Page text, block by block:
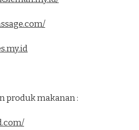
produk makanan :